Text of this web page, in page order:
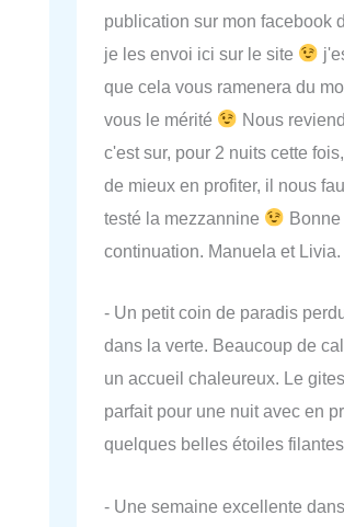
publication sur mon facebook
je les envoi ici sur le site
que cela vous ramenera du
vous le mérité
Nous
c'est sur, pour 2 nuits cette
de mieux en profiter, il nous
testé la mezzannine
Bonne
continuation. Manuela et Livia.
- Un petit coin de paradis
dans la verte. Beaucoup de
un accueil chaleureux. Le
parfait pour une nuit avec en
quelques belles étoiles
- Une semaine excellente